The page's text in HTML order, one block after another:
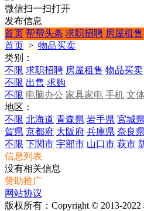
微信扫一扫打开
发布信息
首页 帮帮头条 求职招聘 房屋租售
首页 > 物品买卖
类别：
不限 求职招聘 房屋租售 物品买卖
不限 出售 求购
不限 电脑办公 家具家电 手机 文
地区：
不限 北海道 青森県 岩手県 宮城県
賀県 京都府 大阪府 兵庫県 奈良県
不限 下関市 宇部市 山口市 萩市
信息列表
没有相关信息
赞助推广
网站协议
版权所有：Copyright © 2013-